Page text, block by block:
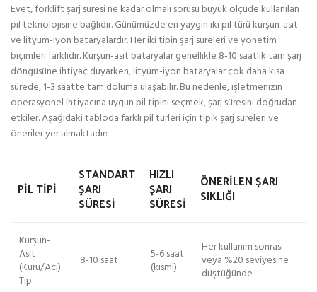
Evet, forklift şarj süresi ne kadar olmalı sorusu büyük ölçüde kullanılan
pil teknolojisine bağlıdır. Günümüzde en yaygın iki pil türü kurşun-asit
ve lityum-iyon bataryalardır. Her iki tipin şarj süreleri ve yönetim
biçimleri farklıdır. Kurşun-asit bataryalar genellikle 8-10 saatlik tam şarj
döngüsüne ihtiyaç duyarken, lityum-iyon bataryalar çok daha kısa
sürede, 1-3 saatte tam doluma ulaşabilir. Bu nedenle, işletmenizin
operasyonel ihtiyacına uygun pil tipini seçmek, şarj süresini doğrudan
etkiler. Aşağıdaki tabloda farklı pil türleri için tipik şarj süreleri ve
öneriler yer almaktadır:
PIL TIPI
STANDART
ŞARJ
SÜRESI
HIZLI
ŞARJ
SÜRESI
ÖNERILEN ŞARJ
SIKLIĞI
Kurşun-
Asit
(Kuru/Acı)
Tip
8-10 saat
5-6 saat
(kısmi)
Her kullanım sonrası
veya %20 seviyesine
düştüğünde